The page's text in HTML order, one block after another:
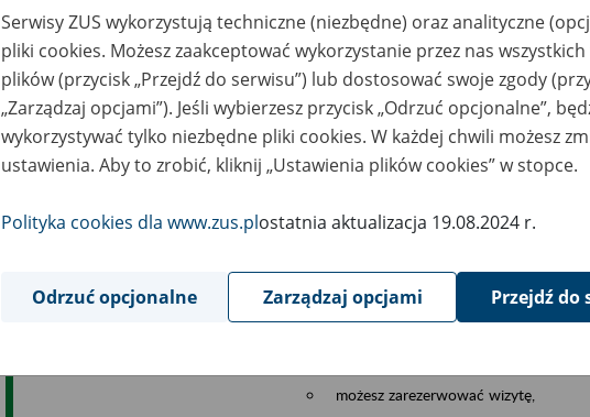
Jeśli jesteś osobą ubezpieczoną (np.
możesz sprawdzić swoje dane
masz dostęp do informacji o stanie
masz dostęp do informacji o
Jeśli jesteś płatnikiem składek (np.
możesz skorzystać z aplikacji
ubezpieczeń, wypełnisz i
ZUS,
możesz złożyć wniosek o wydanie
masz dostęp do zwolnień lekarskich
Jeśli jesteś świadczeniobiorcą
masz dostęp m.in. do formularza
do formularza PIT 40A, czyli
możesz zarezerwować wizytę,
Serwisy ZUS wykorzystują techniczne (niezbędne) oraz analityczne
pliki cookies. Możesz zaakceptować wykorzystanie przez nas
plików (przycisk „Przejdź do serwisu”) lub dostosować swoje zgody
„Zarządzaj opcjami”). Jeśli wybierzesz przycisk „Odrzuć opcjonalne”,
wykorzystywać tylko niezbędne pliki cookies. W każdej chwili możesz
ustawienia. Aby to zrobić, kliknij „Ustawienia plików cookies” w stopce.
Polityka cookies dla www.zus.plostatnia aktualizacja 19.08.2024 r.
Odrzuć opcjonalne Zarządzaj opcjami Przejdź do